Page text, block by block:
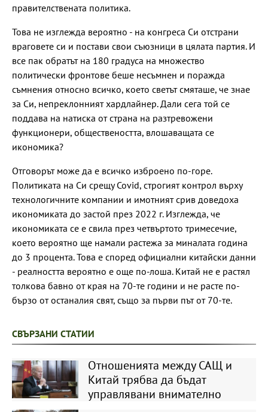
правителствената политика.
Това не изглежда вероятно - на конгреса Си отстрани
враговете си и постави свои съюзници в цялата партия. И
все пак обратът на 180 градуса на множество
политически фронтове беше несъмнен и поражда
съмнения относно всичко, което светът смяташе, че знае
за Си, непреклонният хардлайнер. Дали сега той се
поддава на натиска от страна на разтревожени
функционери, обществеността, влошаващата се
икономика?
Отговорът може да е всичко изброено по-горе.
Политиката на Си срещу Covid, строгият контрол върху
технологичните компании и имотният срив доведоха
икономиката до застой през 2022 г. Изглежда, че
икономиката се е свила през четвъртото тримесечие,
което вероятно ще намали растежа за миналата година
до 3 процента. Това е според официални китайски данни
- реалността вероятно е още по-лоша. Китай не е растял
толкова бавно от края на 70-те години и не расте по-
бързо от останалия свят, също за първи път от 70-те.
СВЪРЗАНИ СТАТИИ
Отношенията между САЩ и
Китай трябва да бъдат
управлявани внимателно